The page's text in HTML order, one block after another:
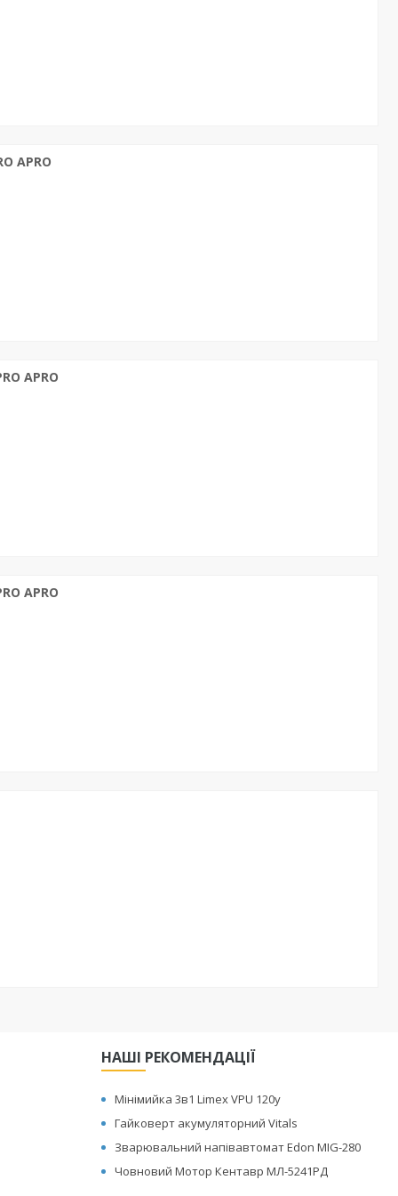
APRO
APRO
APRO
НАШІ РЕКОМЕНДАЦІЇ
Мінімийка 3в1 Limex VPU 120y
Гайковерт акумуляторний Vitals
Зварювальний напівавтомат Edon MIG-280
Човновий Мотор Кентавр МЛ-5241РД